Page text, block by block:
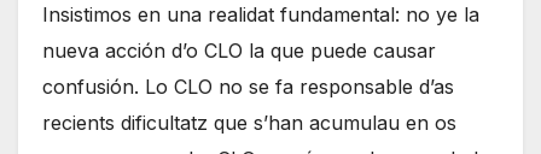
Insistimos en una realidat fundamental: no ye la
nueva acción d’o CLO la que puede causar
confusión. Lo CLO no se fa responsable d’as
recients dificultatz que s’han acumulau en os